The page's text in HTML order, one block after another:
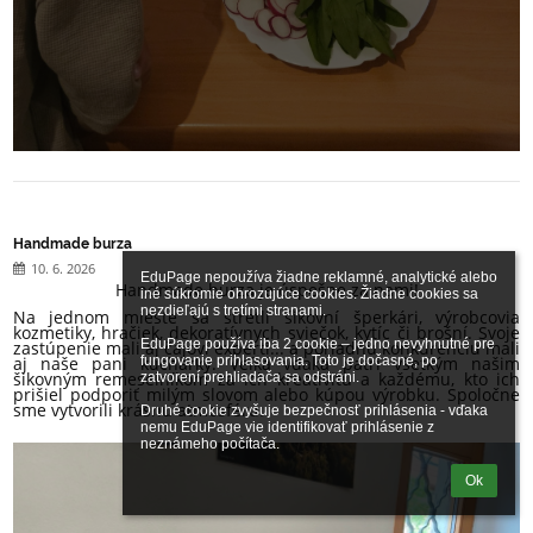
EduPage nepoužíva žiadne reklamné, analytické alebo
iné súkromie ohrozujúce cookies. Žiadne cookies sa
nezdieľajú s tretími stranami.
EduPage používa iba 2 cookie – jedno nevyhnutné pre
fungovanie prihlasovania. Toto je dočasné, po
zatvorení prehliadača sa odstráni.
Druhé cookie zvyšuje bezpečnosť prihlásenia - vďaka
nemu EduPage vie identifikovať prihlásenie z
neznámeho počítača.
Ok
Handmade burza
10. 6. 2026
Handmade burza je úspešne za nami!
Na jednom mieste sa stretli šikovní šperkári, výrobcovia
kozmetiky, hračiek, dekoratívnych sviečok, kytíc či brošní. Svoje
zastúpenie mali aj čajoví experti... a poriadnu konkurenciu mali
aj naše pani kuchárky. Veľká vďaka patrí všetkým našim
šikovným remeselníkom za ich kreativitu a každému, kto ich
prišiel podporiť milým slovom alebo kúpou výrobku. Spoločne
sme vytvorili krásnu atmosféru.